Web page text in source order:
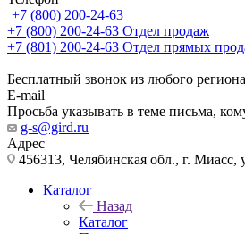
+7 (800) 200-24-63
+7 (800) 200-24-63 Отдел продаж
+7 (801) 200-24-63 Отдел прямых
Бесплатный звонок из любого
E-mail
Просьба указывать в теме письма,
g-s@gird.ru
Адрес
456313, Челябинская обл., г. Миасс,
Каталог
Назад
Каталог